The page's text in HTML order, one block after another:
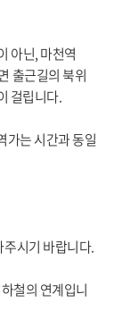
아닌, 마천역
출근길의 북위
걸립니다.
가는 시간과 동일
시기 바랍니다.
철의 연계입니